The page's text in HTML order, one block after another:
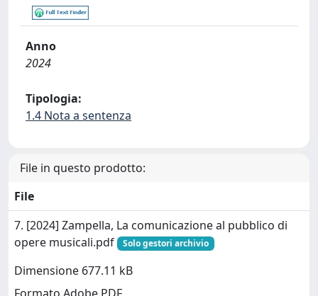
Anno
2024
Tipologia:
1.4 Nota a sentenza
File in questo prodotto:
File
7. [2024] Zampella, La comunicazione al pubblico di
opere musicali.pdf
Solo gestori archivio
Dimensione 677.11 kB